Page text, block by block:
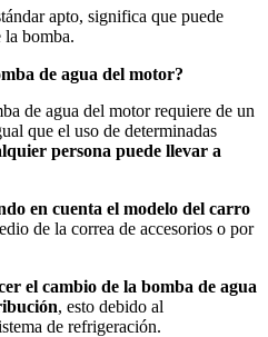
apto, significa que puede
la bomba.
de agua del motor?
de agua del motor requiere de un
que el uso de determinadas
persona puede llevar a
en cuenta el modelo del carro
de la correa de accesorios o por
el cambio de la bomba de agua
, esto debido al
de refrigeración.